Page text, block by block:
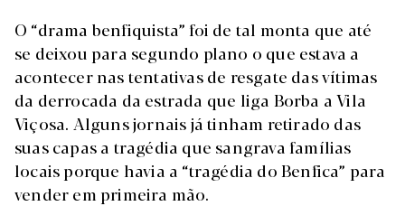
O “drama benfiquista” foi de tal monta que até
se deixou para segundo plano o que estava a
acontecer nas tentativas de resgate das vítimas
da derrocada da estrada que liga Borba a Vila
Viçosa. Alguns jornais já tinham retirado das
suas capas a tragédia que sangrava famílias
locais porque havia a “tragédia do Benfica” para
vender em primeira mão.